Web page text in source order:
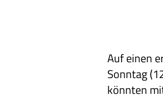
Auf einen
Sonntag
könnten